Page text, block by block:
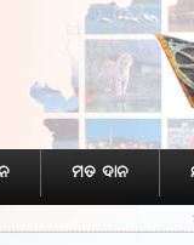
ମତ ଦାନ
ଆମ